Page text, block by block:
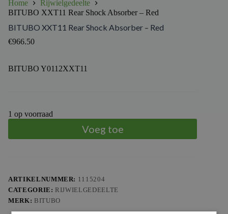
Home
Rijwielgedeelte
BITUBO XXT11 Rear Shock Absorber – Red
BITUBO XXT11 Rear Shock Absorber – Red
€966.50
BITUBO Y0112XXT11
1 op voorraad
Voeg toe
ARTIKELNUMMER: 1115204
CATEGORIE: RIJWIELGEDEELTE
MERK: BITUBO